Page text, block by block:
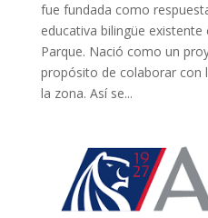
fue fundada como
educativa bilingüe existente
Parque. Nació como un
propósito de colaborar con
la zona. Así se...